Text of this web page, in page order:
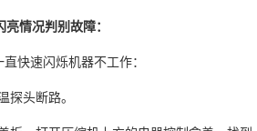
情况判别故障：
快速闪烁机器不工作：
探头断路。